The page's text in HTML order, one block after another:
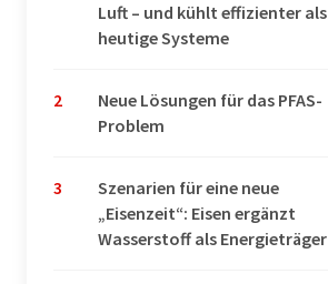
Luft – und kühlt effizienter als
heutige Systeme
2
Neue Lösungen für das PFAS-
Problem
3
Szenarien für eine neue
„Eisenzeit“: Eisen ergänzt
Wasserstoff als Energieträger